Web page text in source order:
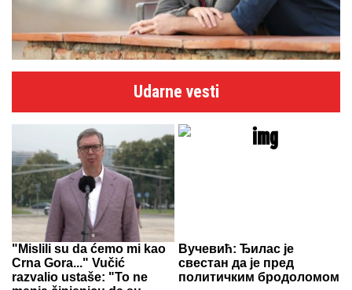
Udarne vesti
"Mislili su da ćemo mi kao
Crna Gora..." Vučić
razvalio ustaše: "To ne
Вучевић: Ђилас је
свестан да је пред
политичким бродоломом